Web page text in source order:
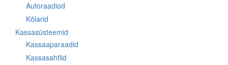
Autoraadiod
Kõlarid
Kassasüsteemid
Kassaaparaadid
Kassasahtlid